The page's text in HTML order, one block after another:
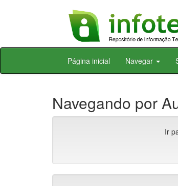
Skip
Página inicial Navegar
Navegando por
Ir